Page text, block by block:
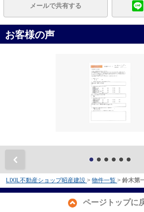
メールで共有する
お客様の声
LIXIL不動産ショップ昭産建設 > 物件一覧 > 鈴木第
ページトップに